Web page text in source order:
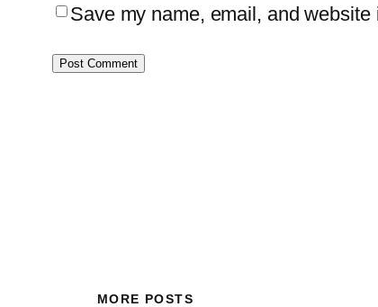
Save my name, email, and
MORE POSTS